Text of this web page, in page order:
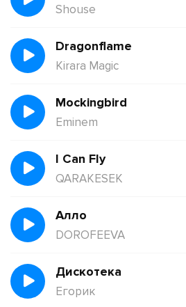
Shouse
Dragonflame
Kirara Magic
Mockingbird
Eminem
I Can Fly
QARAKESEK
Алло
DOROFEEVA
Дискотека
Егорик